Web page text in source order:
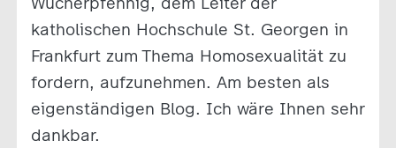
katholischen Hochschule St. Georgen in
Frankfurt zum Thema Homosexualität zu
fordern, aufzunehmen. Am besten als
eigenständigen Blog. Ich wäre Ihnen sehr
dankbar.